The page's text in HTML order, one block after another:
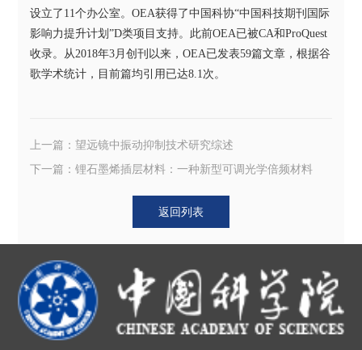
设立了 11个办公室。OEA获得了中国科协“中国科技期刊国际
影响力提升计划”D类项目支持。此前OEA已被CA和ProQuest
收录。从 2018年3 月创刊以来，OEA已发表59篇文章，根据谷
歌学术统计，目前篇均引用已达8.1 次。
上一篇：望远镜中振动抑制技术研究综述
下一篇：锂石墨烯插层材料：一种新型可调光学倍频材料
返回列表